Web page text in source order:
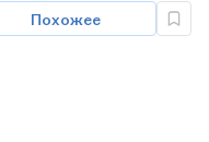
Похожее